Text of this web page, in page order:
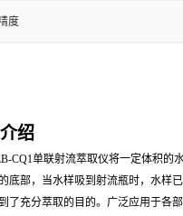
度
绍
CQ1单联射流萃取仪将一定体积的
底部，当水样吸到射流瓶时，水样
了充分萃取的目的。 广泛应用于各